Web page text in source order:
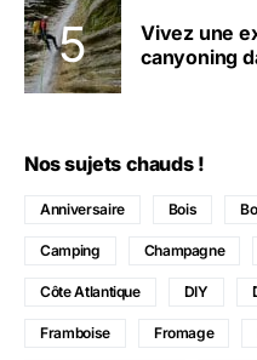
Vivez une
canyoning
Nos sujets chauds !
Anniversaire Bois
Camping Champagne
Côte Atlantique DIY
Framboise Fromage